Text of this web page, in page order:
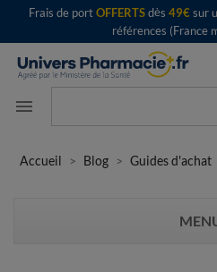
Frais de portOFFERTSdès 49€sur
références (France
menu
Accueil Blog Guides d'achat